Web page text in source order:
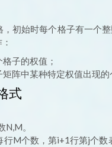
，初始时每个格子有一个
子的权值；
阵中某种特定权值出现的
式
N,M。
行M个数，第i+1行第j个数